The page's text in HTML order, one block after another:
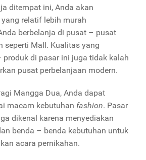
ditempat ini, Anda akan
relatif lebih murah
berbelanja di pusat – pusat
seperti Mall. Kualitas yang
di pasar ini juga tidak kalah
pusat perbelanjaan modern.
Mangga Dua, Anda dapat
macam kebutuhan fashion. Pasar
dikenal karena menyediakan
benda – benda kebutuhan untuk
acara pernikahan.